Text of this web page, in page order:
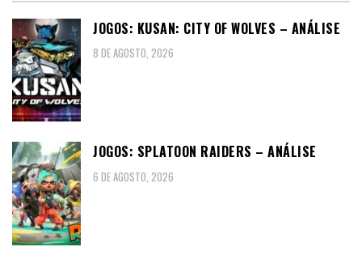
JOGOS: KUSAN: CITY OF WOLVES – ANÁLISE
8 DE AGOSTO, 2026
JOGOS: SPLATOON RAIDERS – ANÁLISE
6 DE AGOSTO, 2026